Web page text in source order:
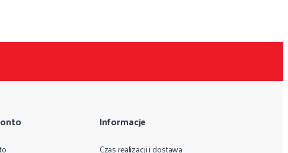
Informacje
Czas realizacji i dostawa